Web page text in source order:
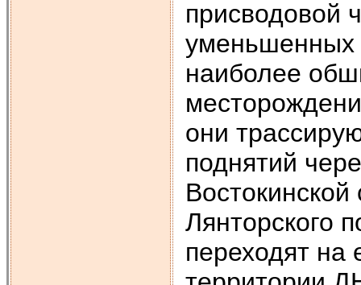
присводовой
наиболее
они
поднятий
Востокинской
Лянторского
переходят